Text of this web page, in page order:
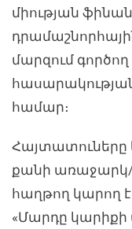
միության
մարզում
համար։
Հայտատուները
քանի
հաղթող կարող է
«Մարդը կարիքի